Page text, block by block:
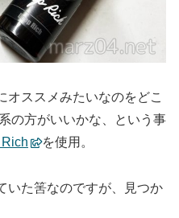
オススメみたいなのをどこ
の方がいいかな、という事
を使用。
いた筈なのですが、見つか